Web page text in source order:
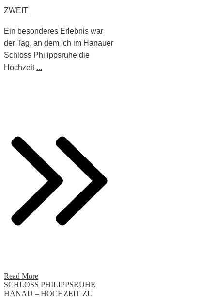
ZWEIT
Ein besonderes Erlebnis war
der Tag, an dem ich im Hanauer
Schloss Philippsruhe die
Hochzeit ...
Read More
SCHLOSS PHILIPPSRUHE
HANAU – HOCHZEIT ZU